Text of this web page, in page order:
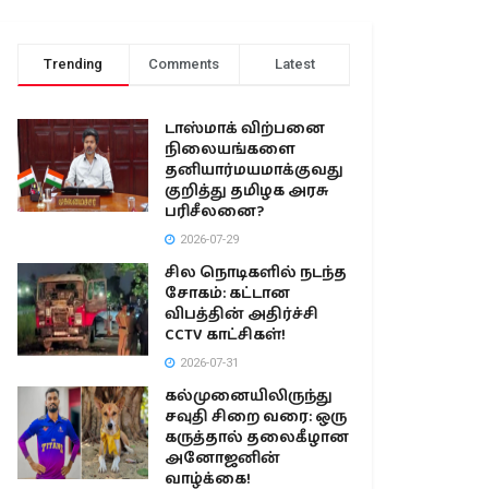
Trending Comments Latest
டாஸ்மாக் விற்பனை
நிலையங்களை
தனியார்மயமாக்குவது
குறித்து தமிழக அரசு
பரிசீலனை?
2026-07-29
சில நொடிகளில் நடந்த
சோகம்: கட்டான
விபத்தின் அதிர்ச்சி
CCTV காட்சிகள்!
2026-07-31
கல்முனையிலிருந்து
சவுதி சிறை வரை: ஒரு
கருத்தால் தலைகீழான
அனோஜனின்
வாழ்க்கை!